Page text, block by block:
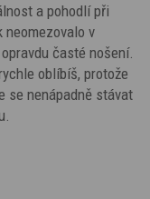
a pohodlí při
neomezovalo v
časté nošení.
oblíbíš, protože
se nenápadně stávat